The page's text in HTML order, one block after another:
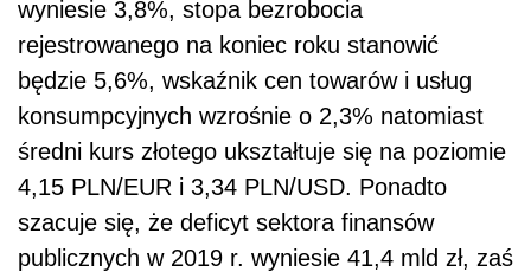
wyniesie 3,8%, stopa bezrobocia
rejestrowanego na koniec roku stanowić
będzie 5,6%, wskaźnik cen towarów i usług
konsumpcyjnych wzrośnie o 2,3% natomiast
średni kurs złotego ukształtuje się na poziomie
4,15 PLN/EUR i 3,34 PLN/USD. Ponadto
szacuje się, że deficyt sektora finansów
publicznych w 2019 r. wyniesie 41,4 mld zł, zaś